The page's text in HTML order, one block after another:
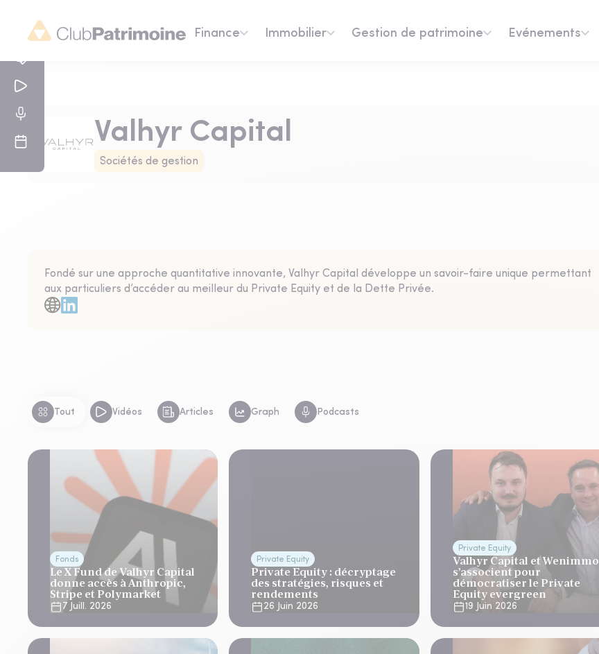
Finance Immobilier Gestion de patrimoine Evénements
Valhyr Capital
Sociétés de gestion
Fondé sur une approche quantitative innovante, Valhyr Capital développe un savoir-faire unique permettant
aux particuliers d’accéder au meilleur du Private Equity et de la Dette Privée.
Tout Vidéos Articles Graph Podcasts
Fonds
Le X Fund de Valhyr Capital
donne accès à Anthropic,
Stripe et Polymarket
7 Juill. 2026
Private Equity
Private Equity : décryptage
des stratégies, risques et
rendements
26 Juin 2026
Private Equity
Valhyr Capital et Wenimmo
s’associent pour
démocratiser le Private
Equity evergreen
19 Juin 2026